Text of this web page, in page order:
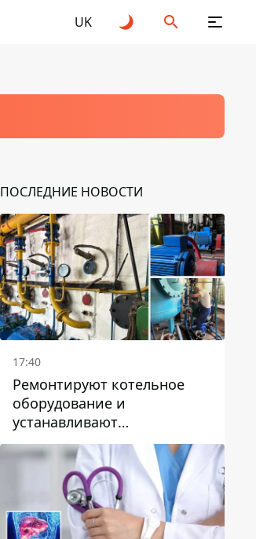
UK
ПОСЛЕДНИЕ НОВОСТИ
17:40
Ремонтируют котельное
оборудование и
устанавливают
генераторные установки:
как в Днепре готовятся к
отопительному сезону